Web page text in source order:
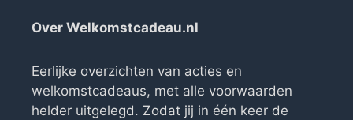
Over Welkomstcadeau.nl
Eerlijke overzichten van acties en
welkomstcadeaus, met alle voorwaarden
helder uitgelegd. Zodat jij in één keer de